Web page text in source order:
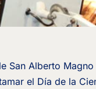
San Alberto
el Día de la